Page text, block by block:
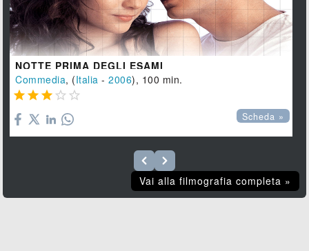
NOTTE PRIMA DEGLI ESAMI
Commedia, (Italia -2006), 100 min.
    
Scheda »
Vai alla filmografia completa »